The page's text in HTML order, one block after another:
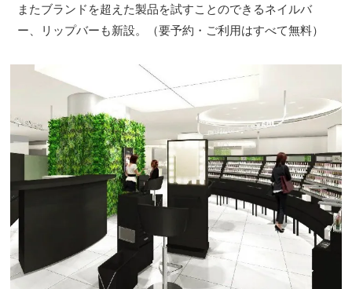
またブランドを超えた製品を試すことのできるネイルバ
ー、リップバーも新設。（要予約・ご利用はすべて無料）